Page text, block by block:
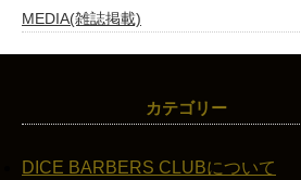
MEDIA(雑誌掲載)
カテゴリー
DICE BARBERS CLUBについて